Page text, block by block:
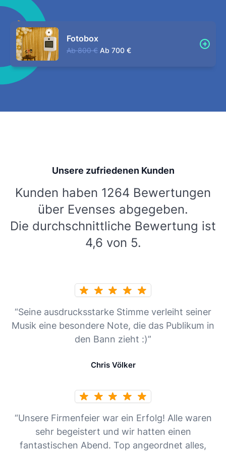
Fotobox
Ab 800 € Ab 700 €
Unsere zufriedenen Kunden
Kunden haben 1264 Bewertungen
über Evenses abgegeben.
Die durchschnittliche Bewertung ist
4,6 von 5.
“Seine ausdrucksstarke Stimme verleiht seiner
Musik eine besondere Note, die das Publikum in
den Bann zieht :)”
Chris Völker
“Unsere Firmenfeier war ein Erfolg! Alle waren
sehr begeistert und wir hatten einen
fantastischen Abend. Top angeordnet alles,